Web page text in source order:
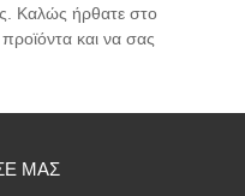
Καλώς ήρθατε στο
και να σας
ΜΑΣ